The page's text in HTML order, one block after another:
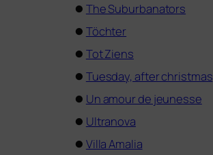
⏺ The Suburbanators
⏺ Töchter
⏺ Tot Ziens
⏺ Tuesday, after christmas
⏺ Un amour de jeunesse
⏺ Ultranova
⏺ Villa Amalia